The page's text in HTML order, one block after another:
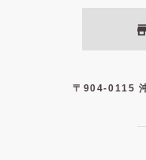
〒904-0115